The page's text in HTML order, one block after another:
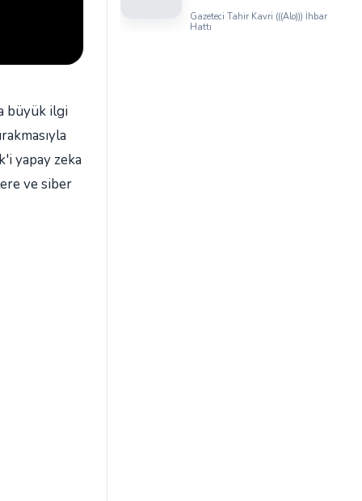
büyük ilgi
yapay zeka
ve siber
Üyesi Serhat Kaya’dan
Iğdır Tanıtım
Gazeteci Tahir Kavri (((Alo))) İhbar
Hattı